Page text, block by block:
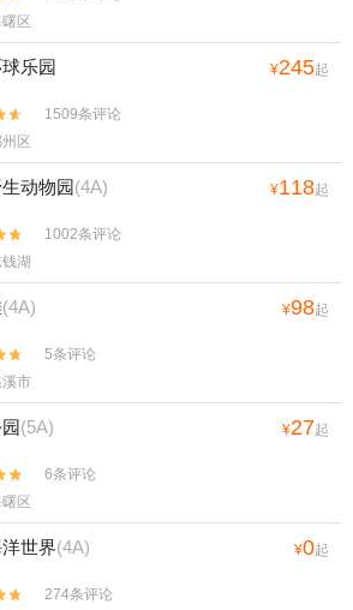
区
乐园 ¥245起
1509条评论
区
动物园(4A) ¥118起
1002条评论
湖
(4A) ¥98起
5条评论
溪市
(5A) ¥27起
6条评论
区
世界(4A) ¥0起
274条评论